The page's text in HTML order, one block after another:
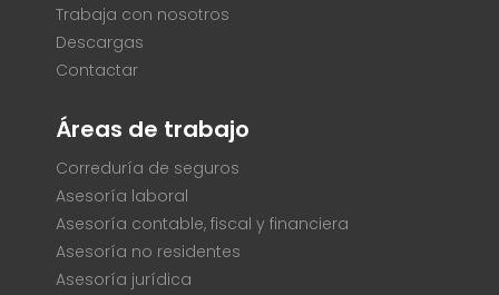
Trabaja con nosotros
Descargas
Contactar
Áreas de trabajo
Correduría de seguros
Asesoría laboral
Asesoría contable, fiscal y financiera
Asesoría no residentes
Asesoría jurídica